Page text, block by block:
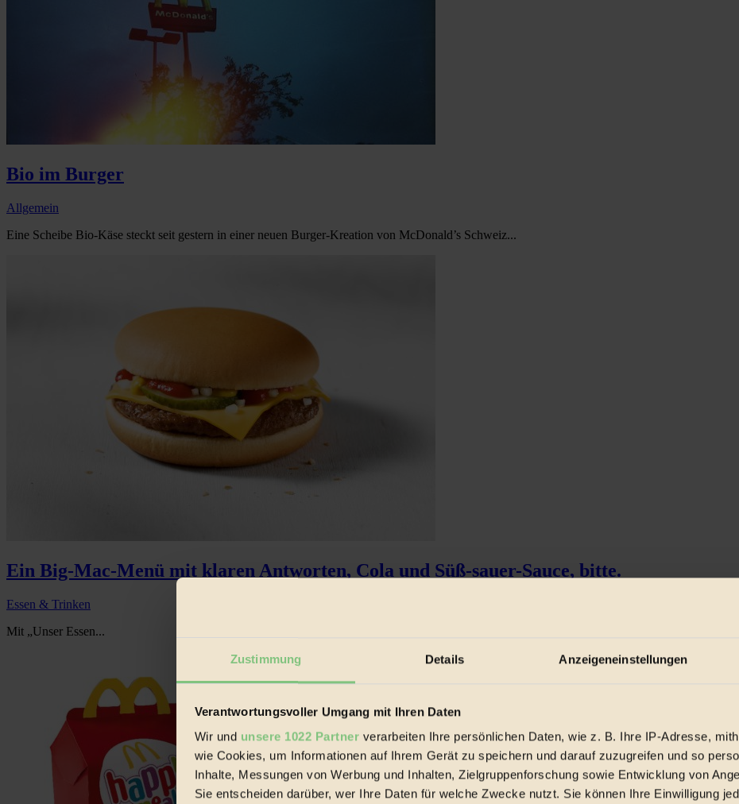
Zustimmung Details Anzeigeneinstellungen
Verantwortungsvoller Umgang mit Ihren Daten
Wir und unsere 1022 Partner verarbeiten Ihre persönlichen Daten, wie z. B. Ihre IP-Adresse,
wie Cookies, um Informationen auf Ihrem Gerät zu speichern und darauf zuzugreifen und so
Inhalte, Messungen von Werbung und Inhalten, Zielgruppenforschung sowie Entwicklung von
Sie entscheiden darüber, wer Ihre Daten für welche Zwecke nutzt. Sie können Ihre Einwilligung
Bio im Burger
Allgemein
Eine Scheibe Bio-Käse steckt seit gestern in einer neuen Burger-Kreation von McDonald’s Schweiz...
Ein Big-Mac-Menü mit klaren Antworten, Cola und Süß-sauer-Sauce, bitte.
Essen & Trinken
Mit „Unser Essen...